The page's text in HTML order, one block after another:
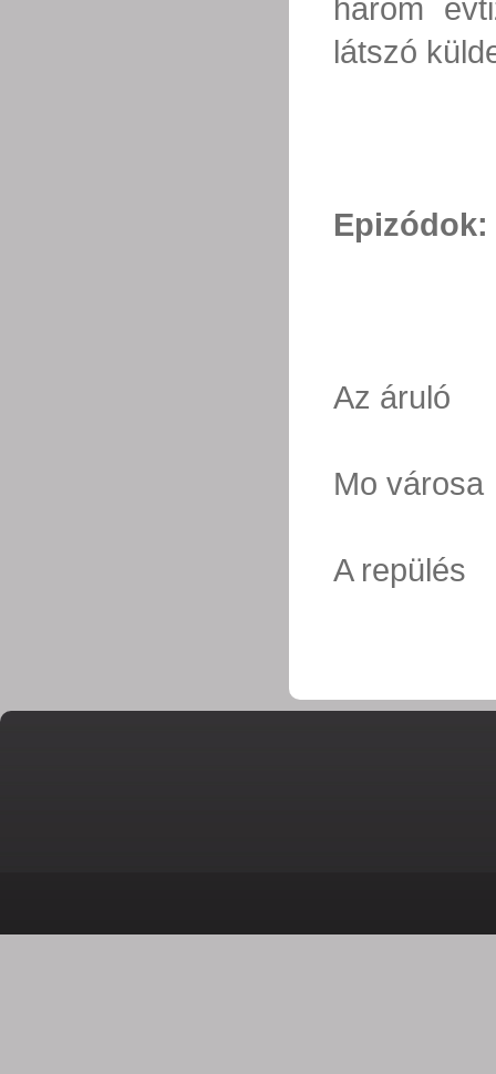
három
látszó
Epizódok:
Az áruló
Mo városa
A repülés